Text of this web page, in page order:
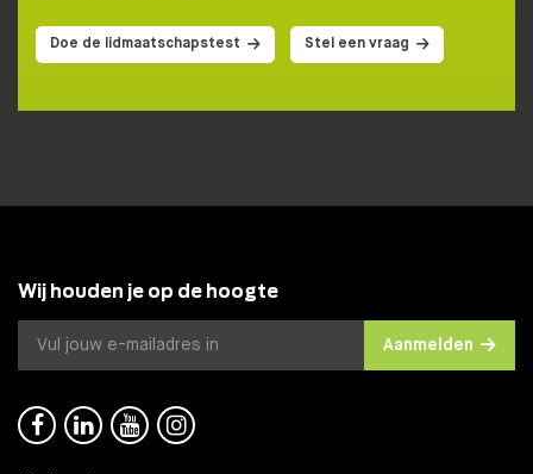
Doe de lidmaatschapstest Stel een vraag
Wij houden je op de hoogte
Aanmelden
   